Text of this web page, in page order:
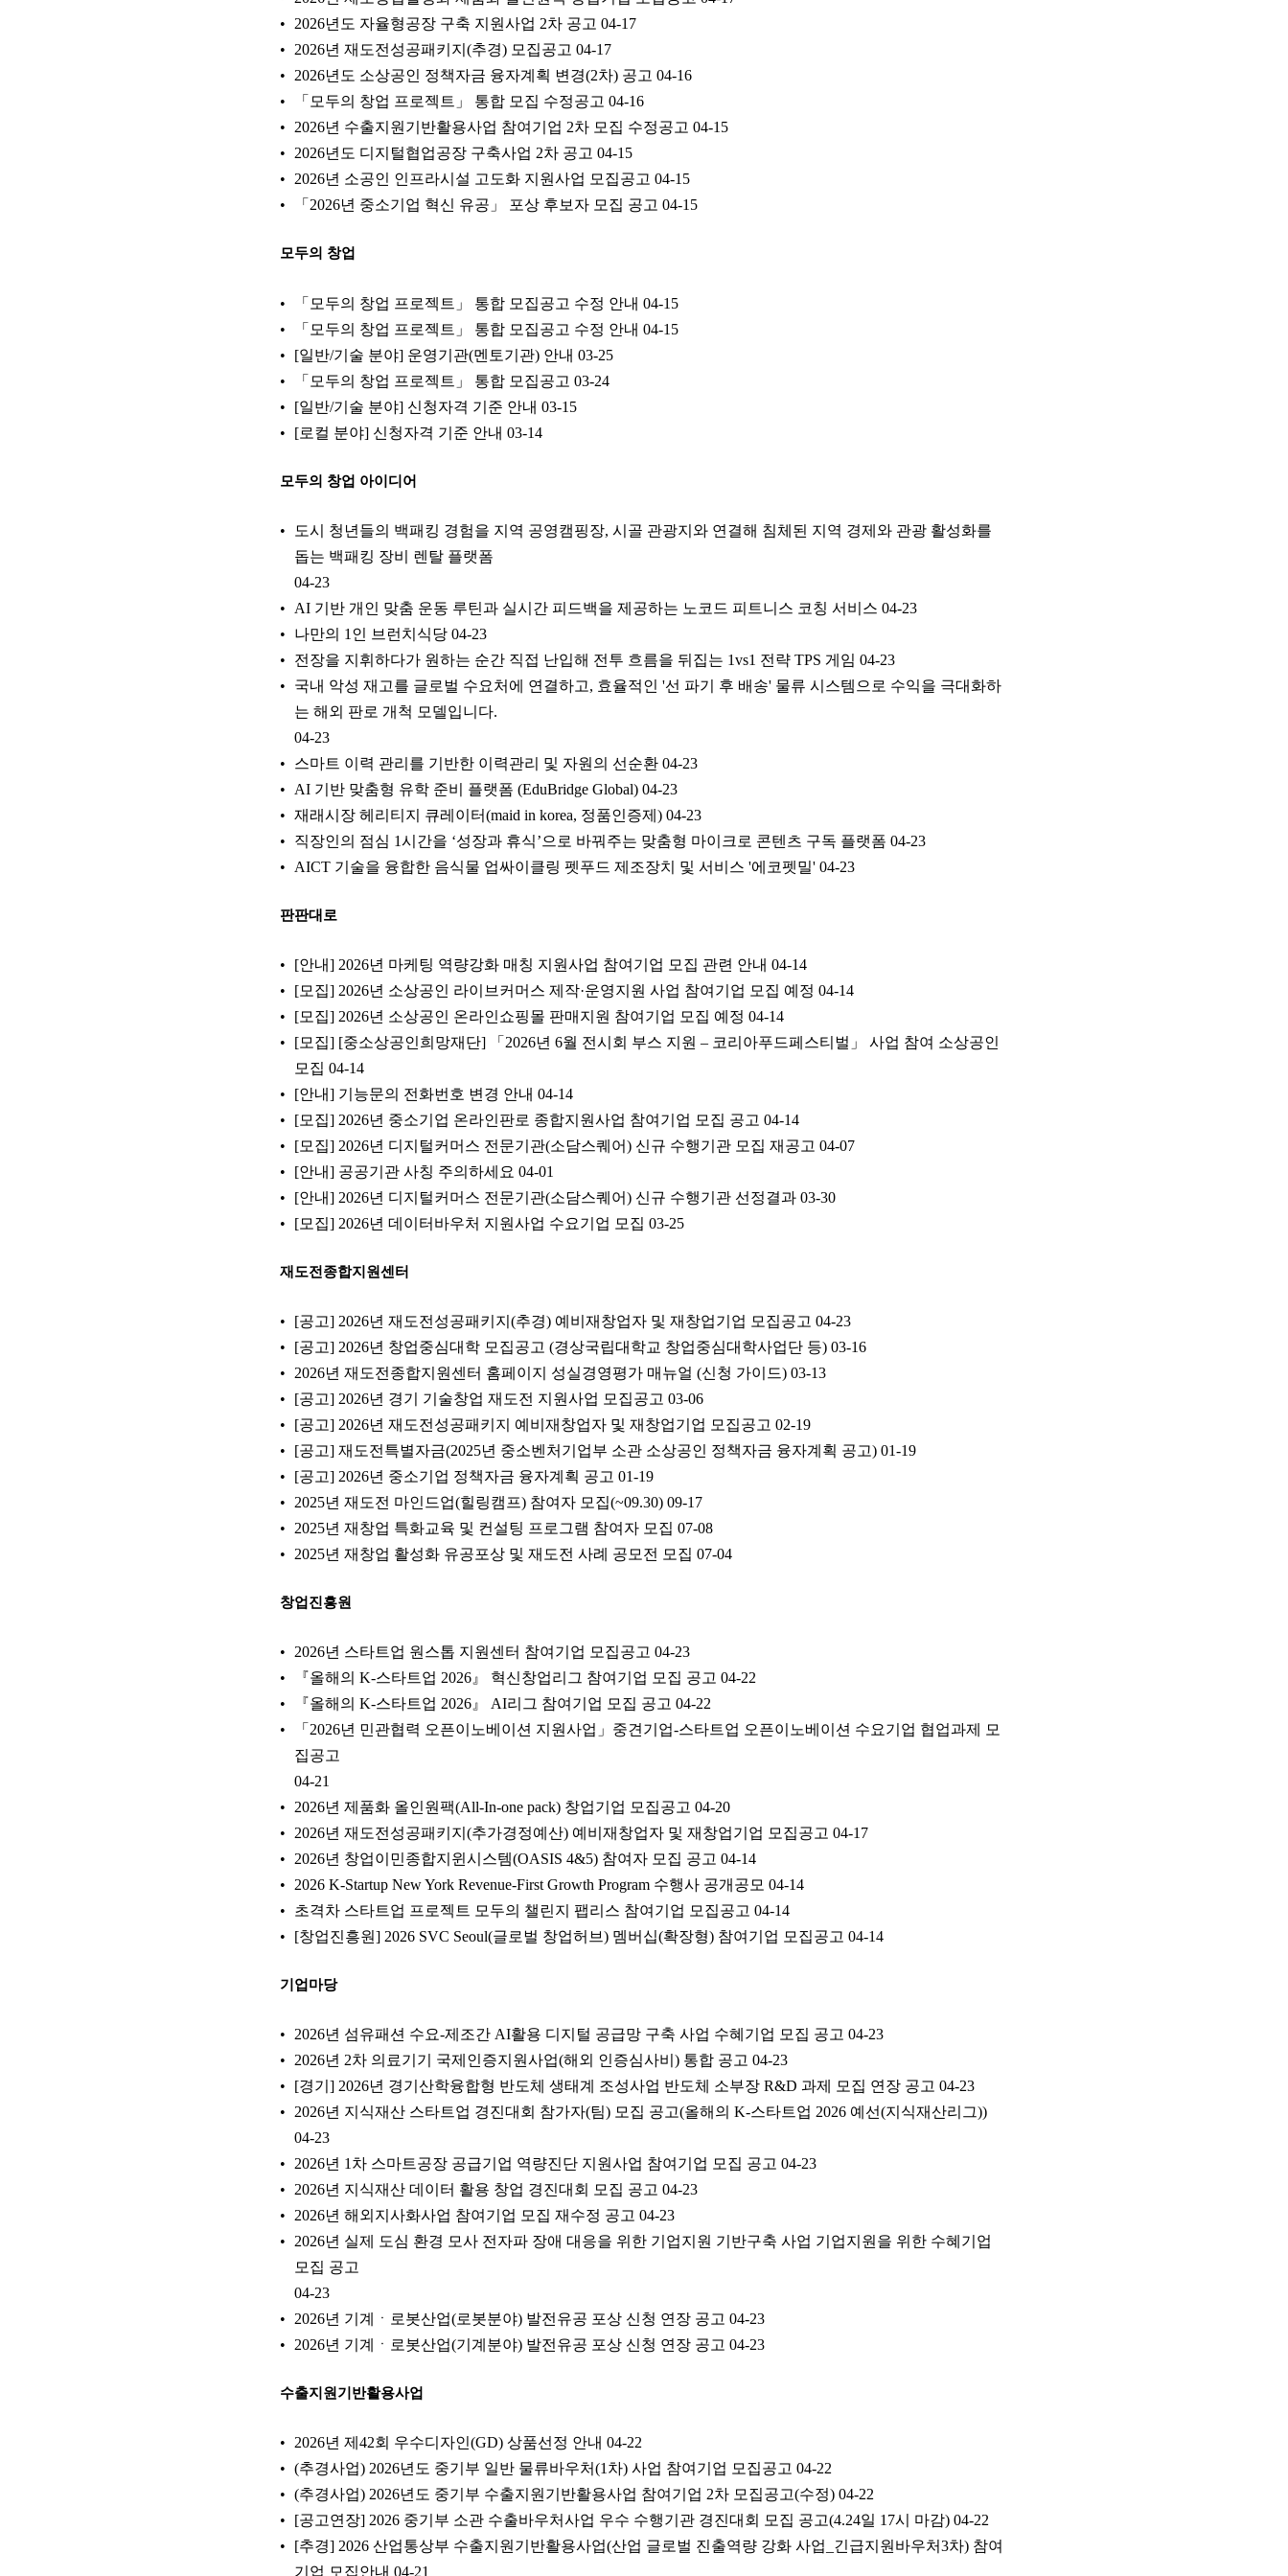
2026년도 자율형공장 구축 지원사업 2차 공고 04-17
2026년 재도전성공패키지(추경) 모집공고 04-17
2026년도 소상공인 정책자금 융자계획 변경(2차) 공고 04-16
「모두의 창업 프로젝트」 통합 모집 수정공고 04-16
2026년 수출지원기반활용사업 참여기업 2차 모집 수정공고 04-15
2026년도 디지털협업공장 구축사업 2차 공고 04-15
2026년 소공인 인프라시설 고도화 지원사업 모집공고 04-15
「2026년 중소기업 혁신 유공」 포상 후보자 모집 공고 04-15
모두의 창업
「모두의 창업 프로젝트」 통합 모집공고 수정 안내 04-15
「모두의 창업 프로젝트」 통합 모집공고 수정 안내 04-15
[일반/기술 분야] 운영기관(멘토기관) 안내 03-25
「모두의 창업 프로젝트」 통합 모집공고 03-24
[일반/기술 분야] 신청자격 기준 안내 03-15
[로컬 분야] 신청자격 기준 안내 03-14
모두의 창업 아이디어
도시 청년들의 백패킹 경험을 지역 공영캠핑장, 시골 관광지와 연결해 침체된 지역 경제와 관광 활성화를
돕는 백패킹 장비 렌탈 플랫폼
04-23
AI 기반 개인 맞춤 운동 루틴과 실시간 피드백을 제공하는 노코드 피트니스 코칭 서비스 04-23
나만의 1인 브런치식당 04-23
전장을 지휘하다가 원하는 순간 직접 난입해 전투 흐름을 뒤집는 1vs1 전략 TPS 게임 04-23
국내 악성 재고를 글로벌 수요처에 연결하고, 효율적인 '선 파기 후 배송' 물류 시스템으로 수익을 극대화하
는 해외 판로 개척 모델입니다.
04-23
스마트 이력 관리를 기반한 이력관리 및 자원의 선순환 04-23
AI 기반 맞춤형 유학 준비 플랫폼 (EduBridge Global) 04-23
재래시장 헤리티지 큐레이터(maid in korea, 정품인증제) 04-23
직장인의 점심 1시간을 ‘성장과 휴식’으로 바꿔주는 맞춤형 마이크로 콘텐츠 구독 플랫폼 04-23
AICT 기술을 융합한 음식물 업싸이클링 펫푸드 제조장치 및 서비스 '에코펫밀' 04-23
판판대로
[안내] 2026년 마케팅 역량강화 매칭 지원사업 참여기업 모집 관련 안내 04-14
[모집] 2026년 소상공인 라이브커머스 제작·운영지원 사업 참여기업 모집 예정 04-14
[모집] 2026년 소상공인 온라인쇼핑몰 판매지원 참여기업 모집 예정 04-14
[모집] [중소상공인희망재단] 「2026년 6월 전시회 부스 지원 – 코리아푸드페스티벌」 사업 참여 소상공인
모집 04-14
[안내] 기능문의 전화번호 변경 안내 04-14
[모집] 2026년 중소기업 온라인판로 종합지원사업 참여기업 모집 공고 04-14
[모집] 2026년 디지털커머스 전문기관(소담스퀘어) 신규 수행기관 모집 재공고 04-07
[안내] 공공기관 사칭 주의하세요 04-01
[안내] 2026년 디지털커머스 전문기관(소담스퀘어) 신규 수행기관 선정결과 03-30
[모집] 2026년 데이터바우처 지원사업 수요기업 모집 03-25
재도전종합지원센터
[공고] 2026년 재도전성공패키지(추경) 예비재창업자 및 재창업기업 모집공고 04-23
[공고] 2026년 창업중심대학 모집공고 (경상국립대학교 창업중심대학사업단 등) 03-16
2026년 재도전종합지원센터 홈페이지 성실경영평가 매뉴얼 (신청 가이드) 03-13
[공고] 2026년 경기 기술창업 재도전 지원사업 모집공고 03-06
[공고] 2026년 재도전성공패키지 예비재창업자 및 재창업기업 모집공고 02-19
[공고] 재도전특별자금(2025년 중소벤처기업부 소관 소상공인 정책자금 융자계획 공고) 01-19
[공고] 2026년 중소기업 정책자금 융자계획 공고 01-19
2025년 재도전 마인드업(힐링캠프) 참여자 모집(~09.30) 09-17
2025년 재창업 특화교육 및 컨설팅 프로그램 참여자 모집 07-08
2025년 재창업 활성화 유공포상 및 재도전 사례 공모전 모집 07-04
창업진흥원
2026년 스타트업 원스톱 지원센터 참여기업 모집공고 04-23
『올해의 K-스타트업 2026』 혁신창업리그 참여기업 모집 공고 04-22
『올해의 K-스타트업 2026』 AI리그 참여기업 모집 공고 04-22
「2026년 민관협력 오픈이노베이션 지원사업」중견기업-스타트업 오픈이노베이션 수요기업 협업과제 모
집공고
04-21
2026년 제품화 올인원팩(All-In-one pack) 창업기업 모집공고 04-20
2026년 재도전성공패키지(추가경정예산) 예비재창업자 및 재창업기업 모집공고 04-17
2026년 창업이민종합지윈시스템(OASIS 4&5) 참여자 모집 공고 04-14
2026 K-Startup New York Revenue-First Growth Program 수행사 공개공모 04-14
초격차 스타트업 프로젝트 모두의 챌린지 팹리스 참여기업 모집공고 04-14
[창업진흥원] 2026 SVC Seoul(글로벌 창업허브) 멤버십(확장형) 참여기업 모집공고 04-14
기업마당
2026년 섬유패션 수요-제조간 AI활용 디지털 공급망 구축 사업 수혜기업 모집 공고 04-23
2026년 2차 의료기기 국제인증지원사업(해외 인증심사비) 통합 공고 04-23
[경기] 2026년 경기산학융합형 반도체 생태계 조성사업 반도체 소부장 R&D 과제 모집 연장 공고 04-23
2026년 지식재산 스타트업 경진대회 참가자(팀) 모집 공고(올해의 K-스타트업 2026 예선(지식재산리그))
04-23
2026년 1차 스마트공장 공급기업 역량진단 지원사업 참여기업 모집 공고 04-23
2026년 지식재산 데이터 활용 창업 경진대회 모집 공고 04-23
2026년 해외지사화사업 참여기업 모집 재수정 공고 04-23
2026년 실제 도심 환경 모사 전자파 장애 대응을 위한 기업지원 기반구축 사업 기업지원을 위한 수혜기업
모집 공고
04-23
2026년 기계ㆍ로봇산업(로봇분야) 발전유공 포상 신청 연장 공고 04-23
2026년 기계ㆍ로봇산업(기계분야) 발전유공 포상 신청 연장 공고 04-23
수출지원기반활용사업
2026년 제42회 우수디자인(GD) 상품선정 안내 04-22
(추경사업) 2026년도 중기부 일반 물류바우처(1차) 사업 참여기업 모집공고 04-22
(추경사업) 2026년도 중기부 수출지원기반활용사업 참여기업 2차 모집공고(수정) 04-22
[공고연장] 2026 중기부 소관 수출바우처사업 우수 수행기관 경진대회 모집 공고(4.24일 17시 마감) 04-22
[추경] 2026 산업통상부 수출지원기반활용사업(산업 글로벌 진출역량 강화 사업_긴급지원바우처3차) 참여
기업 모집안내 04-21